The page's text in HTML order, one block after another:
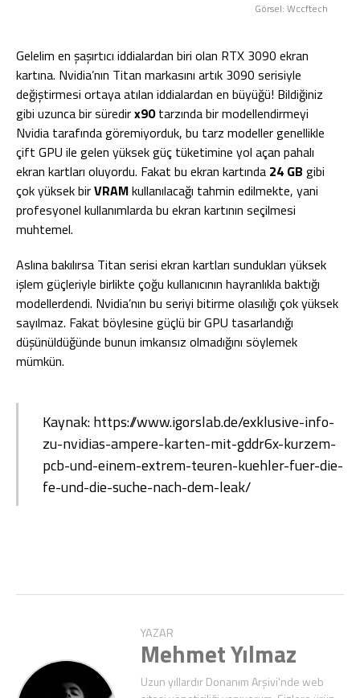
Görsel: Wccftech
Gelelim en şaşırtıcı iddialardan biri olan RTX 3090 ekran
kartına. Nvidia’nın Titan markasını artık 3090 serisiyle
değiştirmesi ortaya atılan iddialardan en büyüğü! Bildiğiniz
gibi uzunca bir süredirx90tarzında bir modellendirmeyi
Nvidia tarafında göremiyorduk, bu tarz modeller genellikle
çift GPU ile gelen yüksek güç tüketimine yol açan pahalı
ekran kartları oluyordu. Fakat bu ekran kartında 24 GB gibi
çok yüksek birVRAMkullanılacağı tahmin edilmekte, yani
profesyonel kullanımlarda bu ekran kartının seçilmesi
muhtemel.
Aslına bakılırsa Titan serisi ekran kartları sundukları yüksek
işlem güçleriyle birlikte çoğu kullanıcının hayranlıkla baktığı
modellerdendi. Nvidia’nın bu seriyi bitirme olasılığı çok yüksek
sayılmaz. Fakat böylesine güçlü bir GPU tasarlandığı
düşünüldüğünde bunun imkansız olmadığını söylemek
mümkün.
Kaynak: https://www.igorslab.de/exklusive-info-
zu-nvidias-ampere-karten-mit-gddr6x-kurzem-
pcb-und-einem-extrem-teuren-kuehler-fuer-die-
fe-und-die-suche-nach-dem-leak/
YAZAR
Mehmet Yılmaz
Uzun yıllardır Donanım Arşivi'nde web